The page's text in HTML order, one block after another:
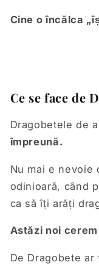
Cine o încălca
Ce se face de
Dragobetele de
împreună.
Nu mai e nevoie
odinioară, când
ca să îți arăți
Astăzi noi
De Dragobete